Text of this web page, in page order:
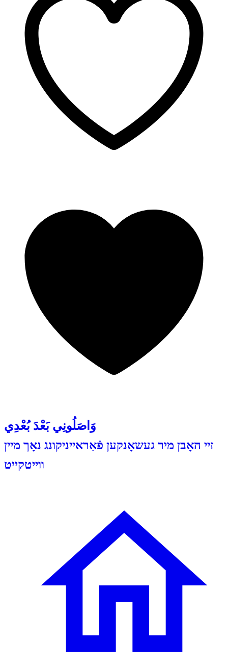
وَاصَلُونِي بَعْدَ بُعْدِي
זיי האָבן מיר געשאָנקען פֿאַראייניקונג נאָך מיין
ווייטקייט